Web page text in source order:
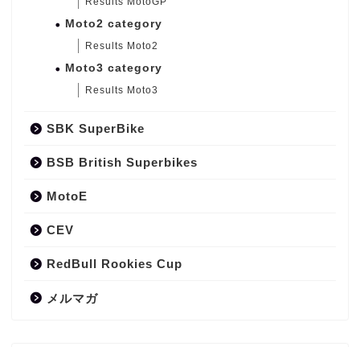
Moto2 category
Results Moto2
Moto3 category
Results Moto3
SBK SuperBike
BSB British Superbikes
MotoE
CEV
RedBull Rookies Cup
メルマガ